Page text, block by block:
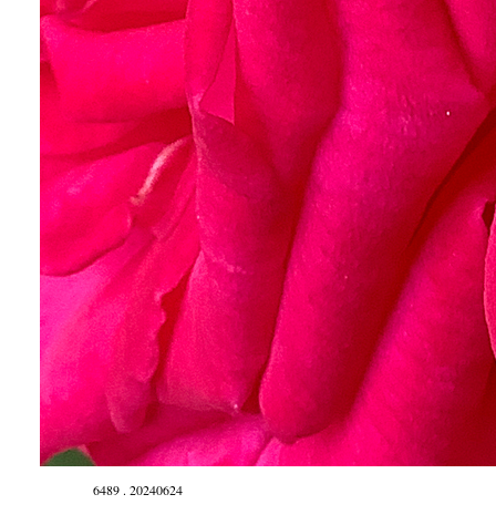
6489 . 20240624